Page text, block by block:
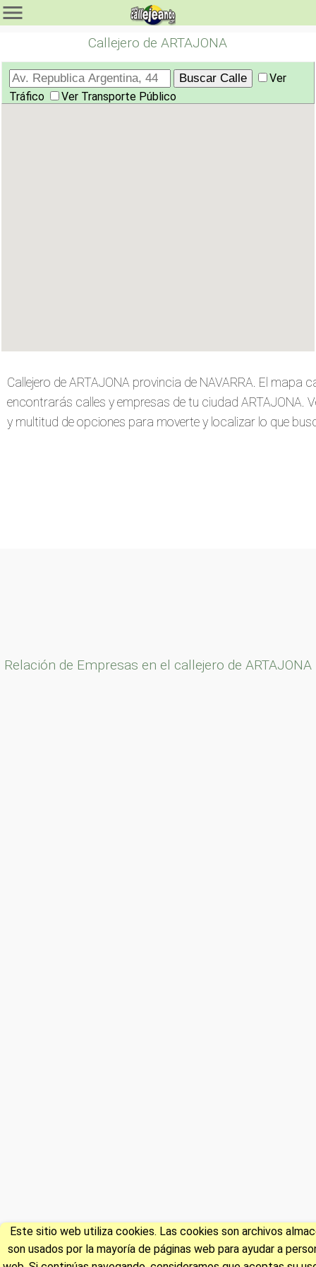
Callejero de ARTAJONA
Ver
Tráfico
Ver Transporte Público
Callejero de ARTAJONA provincia de NAVARRA. El mapa
encontrarás calles y empresas de tu ciudad ARTAJONA.
y multitud de opciones para moverte y localizar lo que
Relación de Empresas en el callejero de ARTAJONA
Este sitio web utiliza cookies. Las cookies son archivos
son usados por la mayoría de páginas web para ayudar a